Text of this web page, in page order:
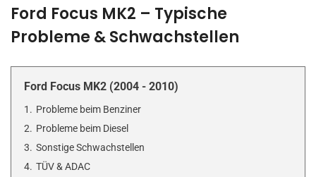
Ford Focus MK2 – Typische
Probleme & Schwachstellen
Ford Focus MK2 (2004 - 2010)
1. Probleme beim Benziner
2. Probleme beim Diesel
3. Sonstige Schwachstellen
4. TÜV & ADAC